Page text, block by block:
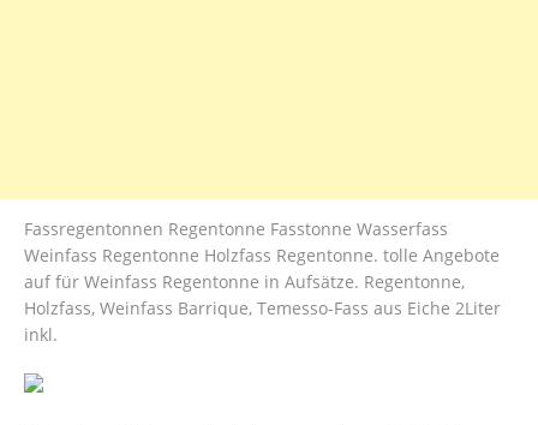
Fassregentonnen Regentonne Fasstonne Wasserfass
Weinfass Regentonne Holzfass Regentonne. tolle Angebote
auf für Weinfass Regentonne in Aufsätze. Regentonne,
Holzfass, Weinfass Barrique, Temesso-Fass aus Eiche 2Liter
inkl.